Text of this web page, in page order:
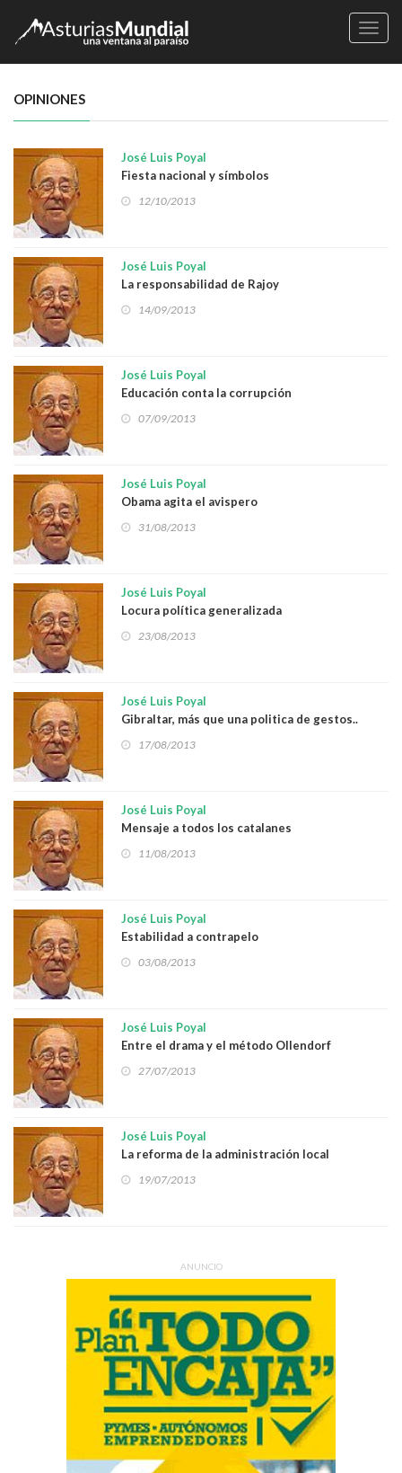
OPINIONES
José Luis Poyal
Fiesta nacional y símbolos
12/10/2013
José Luis Poyal
La responsabilidad de Rajoy
14/09/2013
José Luis Poyal
Educación conta la corrupción
07/09/2013
José Luis Poyal
Obama agita el avispero
31/08/2013
José Luis Poyal
Locura política generalizada
23/08/2013
José Luis Poyal
Gibraltar, más que una politica de gestos..
17/08/2013
José Luis Poyal
Mensaje a todos los catalanes
11/08/2013
José Luis Poyal
Estabilidad a contrapelo
03/08/2013
José Luis Poyal
Entre el drama y el método Ollendorf
27/07/2013
José Luis Poyal
La reforma de la administración local
19/07/2013
ANUNCIO